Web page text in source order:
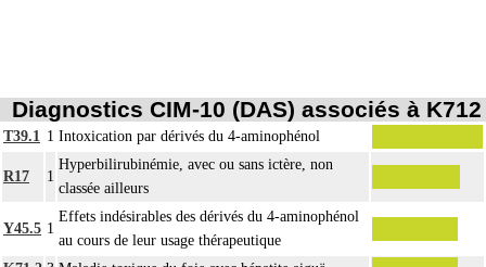
Diagnostics CIM-10 (DAS) associés à K712
T39.1 1 Intoxication par dérivés du 4-aminophénol
R17 1
Hyperbilirubinémie, avec ou sans ictère, non
classée ailleurs
Y45.5 1
Effets indésirables des dérivés du 4-aminophénol
au cours de leur usage thérapeutique